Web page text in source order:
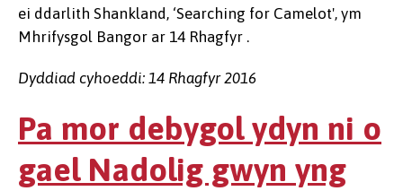
ei ddarlith Shankland, ‘Searching for Camelot', ym
Mhrifysgol Bangor ar 14 Rhagfyr .
Dyddiad cyhoeddi: 14 Rhagfyr 2016
Pa mor debygol ydyn ni o
gael Nadolig gwyn yng